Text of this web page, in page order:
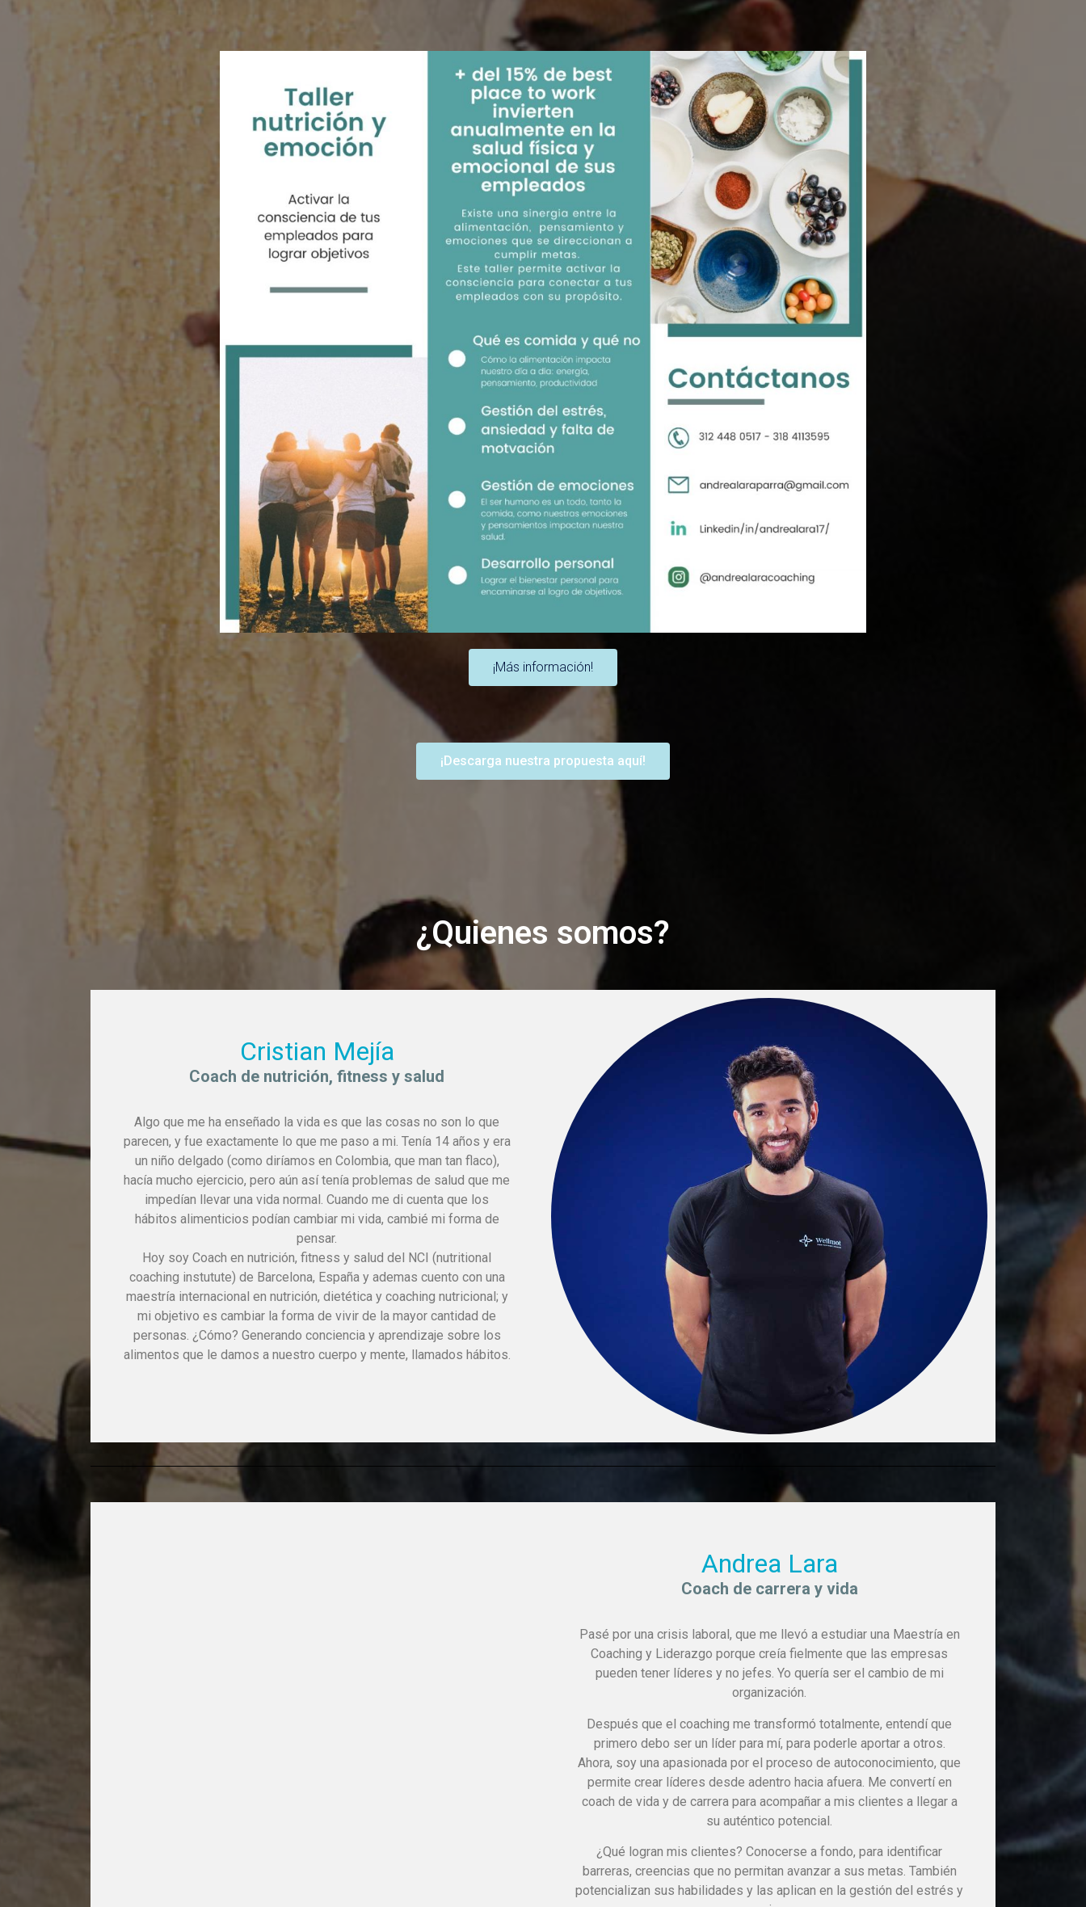
¡Más información!
¡Descarga nuestra propuesta aquí!
¿Quienes somos?
Cristian Mejía
Coach de nutrición, fitness y salud
Algo que me ha enseñado la vida es que las cosas no son lo que
parecen, y fue exactamente lo que me paso a mi. Tenía 14 años y era
un niño delgado (como diríamos en Colombia, que man tan flaco),
hacía mucho ejercicio, pero aún así tenía problemas de salud que me
impedían llevar una vida normal. Cuando me di cuenta que los
hábitos alimenticios podían cambiar mi vida, cambié mi forma de
pensar.
Hoy soy Coach en nutrición, fitness y salud del NCI (nutritional
coaching instutute) de Barcelona, España y ademas cuento con una
maestría internacional en nutrición, dietética y coaching nutricional; y
mi objetivo es cambiar la forma de vivir de la mayor cantidad de
personas. ¿Cómo? Generando conciencia y aprendizaje sobre los
alimentos que le damos a nuestro cuerpo y mente, llamados hábitos.
Andrea Lara
Coach de carrera y vida
Pasé por una crisis laboral, que me llevó a estudiar una Maestría en
Coaching y Liderazgo porque creía fielmente que las empresas
pueden tener líderes y no jefes. Yo quería ser el cambio de mi
organización.
Después que el coaching me transformó totalmente, entendí que
primero debo ser un líder para mí, para poderle aportar a otros.
Ahora, soy una apasionada por el proceso de autoconocimiento, que
permite crear líderes desde adentro hacia afuera. Me convertí en
coach de vida y de carrera para acompañar a mis clientes a llegar a
su auténtico potencial.
¿Qué logran mis clientes? Conocerse a fondo, para identificar
barreras, creencias que no permitan avanzar a sus metas. También
potencializan sus habilidades y las aplican en la gestión del estrés y